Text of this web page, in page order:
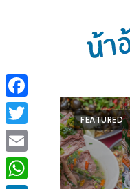
อาหาร
แนะนำ
เลือก
ร้าน
แสน”
[PR]
อิ่ม
รับ
FEATURED
Facebook
Twitter
Email